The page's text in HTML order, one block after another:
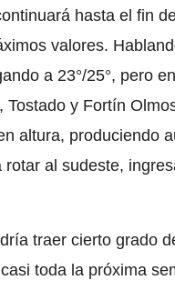
hasta el fin
valores.
a 23°/25°, pero
Tostado y Fortín
altura, produciendo
rotar al sudeste,
traer cierto grado
toda la próxima